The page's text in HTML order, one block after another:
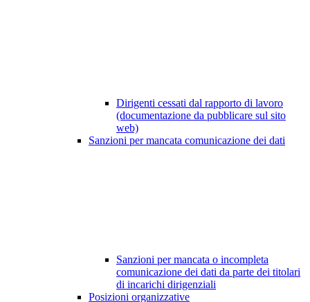
Dirigenti cessati dal rapporto di lavoro
(documentazione da pubblicare sul sito
web)
Sanzioni per mancata comunicazione dei dati
Sanzioni per mancata o incompleta
comunicazione dei dati da parte dei titolari
di incarichi dirigenziali
Posizioni organizzative